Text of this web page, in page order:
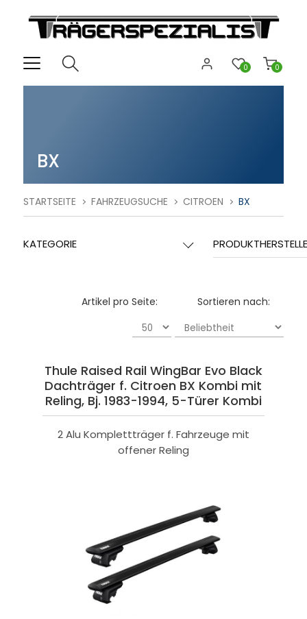
0
0
BX
STARTSEITE FAHRZEUGSUCHE CITROEN BX
KATEGORIE
Sortieren nach:
Artikel pro Seite:
Thule Raised Rail WingBar Evo Black
Dachträger f. Citroen BX Kombi mit
Reling, Bj. 1983-1994, 5-Türer Kombi
2 Alu Komplettträger f. Fahrzeuge mit
offener Reling